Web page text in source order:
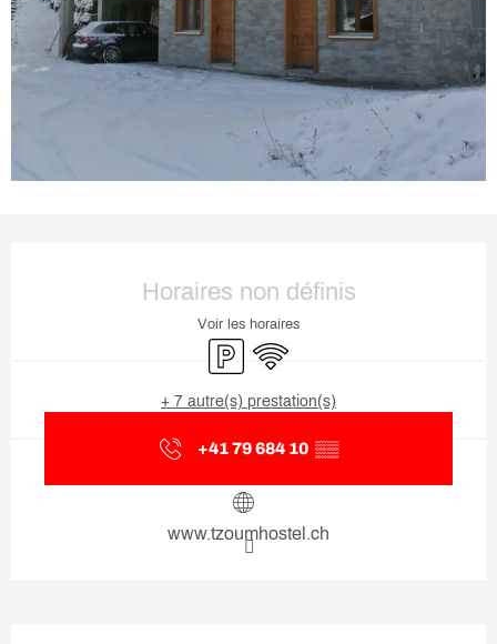
Horaires non définis
Voir les horaires
ParkingWiFi
+ 7 autre(s) prestation(s)
+41 79 684 10 ▒▒
www.tzoumhostel.ch